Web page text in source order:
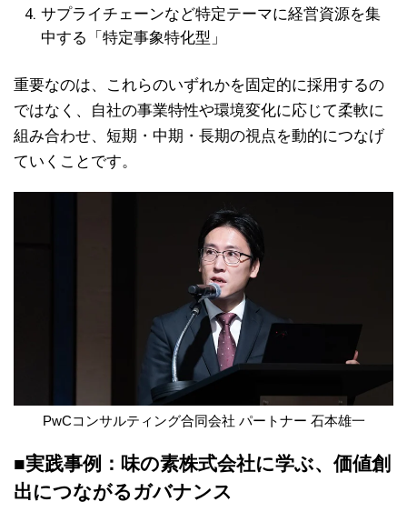
サプライチェーンなど特定テーマに経営資源を集
中する「特定事象特化型」
重要なのは、これらのいずれかを固定的に採用するの
ではなく、自社の事業特性や環境変化に応じて柔軟に
組み合わせ、短期・中期・長期の視点を動的につなげ
ていくことです。
PwCコンサルティング合同会社 パートナー 石本雄一
■実践事例：味の素株式会社に学ぶ、価値創
出につながるガバナンス